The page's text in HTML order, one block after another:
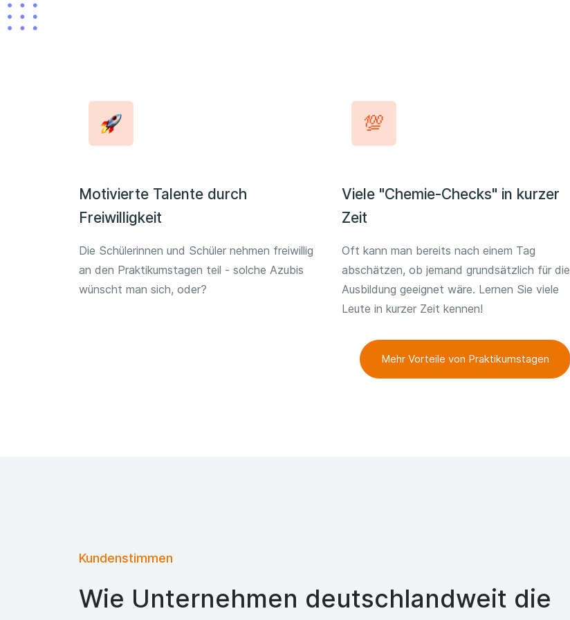
Motivierte Talente durch
Freiwilligkeit
Die Schülerinnen und Schüler nehmen freiwillig
an den Praktikumstagen teil - solche Azubis
wünscht man sich, oder?
Viele "Chemie-Checks" in kurzer
Zeit
Oft kann man bereits nach einem Tag
abschätzen, ob jemand grundsätzlich für die
Ausbildung geeignet wäre. Lernen Sie viele
Leute in kurzer Zeit kennen!
Mehr Vorteile von Praktikumstagen
Kundenstimmen
Wie Unternehmen deutschlandweit die